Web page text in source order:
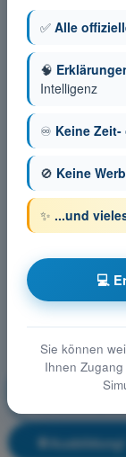
Technische
Ausbildung!
✅ Alle
🧠
Intelligenz
♾️ Keine
🚫 Keine
✨ ...und
💻
Sie können
Ihnen Zugang